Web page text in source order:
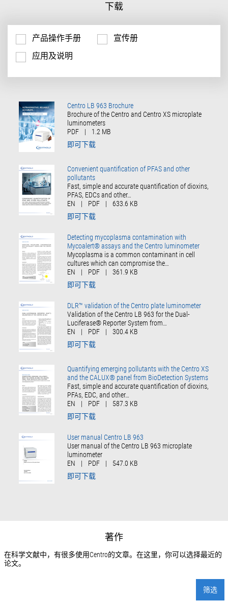
下载
产品操作手册
宣传册
应用及说明
Centro LB 963 Brochure
Brochure of the Centro and Centro XS microplate
luminometers
PDF
|
1.2 MB
即可下载
Convenient quantification of PFAS and other
pollutants
Fast, simple and accurate quantification of dioxins,
PFAS, EDCs and other…
EN
| PDF |
633.6 KB
即可下载
Detecting mycoplasma contamination with
Mycoalert® assays and the Centro luminometer
Mycoplasma is a common contaminant in cell
cultures which can compromise the…
EN
| PDF |
361.9 KB
即可下载
DLR™ validation of the Centro plate luminometer
Validation of the Centro LB 963 for the Dual-
Luciferase® Reporter System from…
EN
| PDF |
300.4 KB
即可下载
Quantifying emerging pollutants with the Centro XS
and the CALUX® panel from BioDetection Systems
Fast, simple and accurate quantification of dioxins,
PFAs, EDC, and other…
EN
| PDF |
587.3 KB
即可下载
User manual Centro LB 963
User manual of the Centro LB 963 microplate
luminometer
EN
| PDF |
547.0 KB
即可下载
著作
在科学文献中，有很多使用Centro的文章。在这里，你可以选择最近的
论文。
筛选